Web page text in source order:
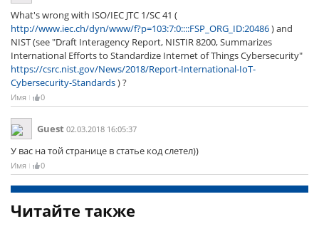
What's wrong with ISO/IEC JTC 1/SC 41 (
http://www.iec.ch/dyn/www/f?p=103:7:0::::FSP_ORG_ID:20486) and
NIST (see "Draft Interagency Report, NISTIR 8200, Summarizes
International Efforts to Standardize Internet of Things Cybersecurity"
https://csrc.nist.gov/News/2018/Report-International-IoT-
Cybersecurity-Standards) ?
Имя 0
Guest 02.03.2018 16:05:37
У вас на той странице в статье код слетел))
Имя 0
Читайте также